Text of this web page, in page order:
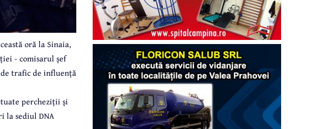
oră la Sinaia,
- comisarul șef
de trafic de influență
percheziții și
la sediul DNA